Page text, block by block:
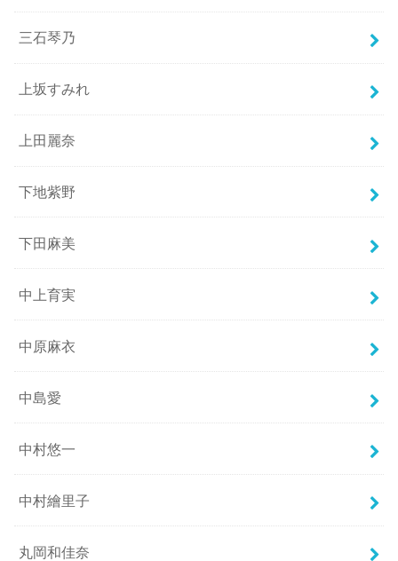
三石琴乃
上坂すみれ
上田麗奈
下地紫野
下田麻美
中上育実
中原麻衣
中島愛
中村悠一
中村繪里子
丸岡和佳奈